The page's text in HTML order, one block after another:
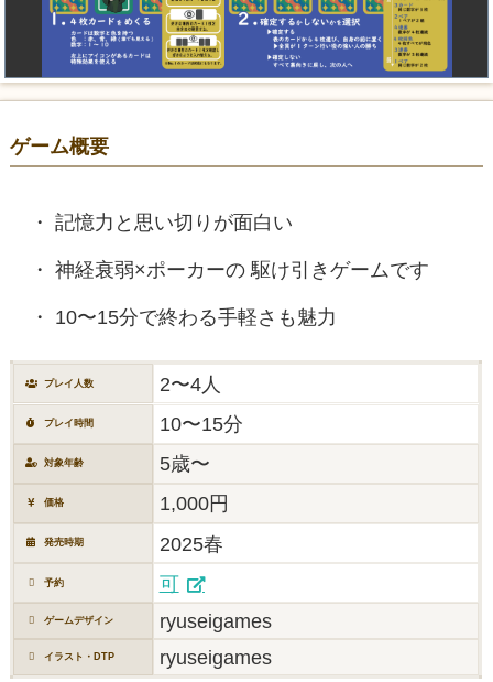
ゲーム概要
記憶力と思い切りが面白い
神経衰弱×ポーカーの 駆け引きゲームです
10〜15分で終わる手軽さも魅力
プレイ人数 2〜4人
プレイ時間 10〜15分
対象年齢 5歳〜
価格 1,000円
発売時期 2025春
予約 可
ゲームデザイン ryuseigames
イラスト・DTP ryuseigames